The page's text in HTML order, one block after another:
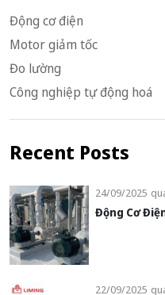
Động cơ điện
Motor giảm tốc
Đo lường
Công nghiệp tự động hoá
Recent Posts
24/09/2025
Động Cơ
22/09/2025